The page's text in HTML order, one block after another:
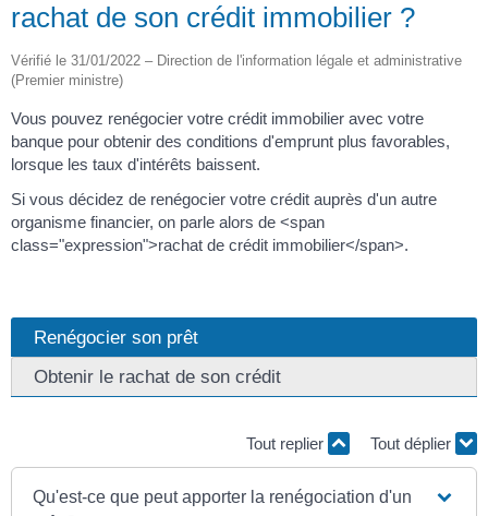
rachat de son crédit immobilier ?
Vérifié le 31/01/2022 – Direction de l'information légale et administrative
(Premier ministre)
Vous pouvez renégocier votre crédit immobilier avec votre
banque pour obtenir des conditions d'emprunt plus favorables,
lorsque les taux d'intérêts baissent.
Si vous décidez de renégocier votre crédit auprès d'un autre
organisme financier, on parle alors de <span
class="expression">rachat de crédit immobilier</span>.
Renégocier son prêt
Obtenir le rachat de son crédit
Tout replier Tout déplier
Qu'est-ce que peut apporter la renégociation d'un